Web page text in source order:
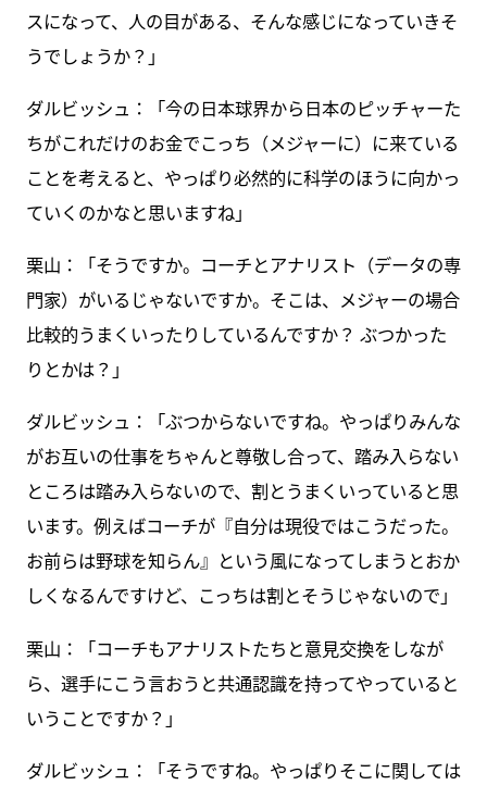
スになって、人の目がある、そんな感じになっていきそ
うでしょうか？」
ダルビッシュ：「今の日本球界から日本のピッチャーた
ちがこれだけのお金でこっち（メジャーに）に来ている
ことを考えると、やっぱり必然的に科学のほうに向かっ
ていくのかなと思いますね」
栗山：「そうですか。コーチとアナリスト（データの専
門家）がいるじゃないですか。そこは、メジャーの場合
比較的うまくいったりしているんですか？ ぶつかった
りとかは？」
ダルビッシュ：「ぶつからないですね。やっぱりみんな
がお互いの仕事をちゃんと尊敬し合って、踏み入らない
ところは踏み入らないので、割とうまくいっていると思
います。例えばコーチが『自分は現役ではこうだった。
お前らは野球を知らん』という風になってしまうとおか
しくなるんですけど、こっちは割とそうじゃないので」
栗山：「コーチもアナリストたちと意見交換をしなが
ら、選手にこう言おうと共通認識を持ってやっていると
いうことですか？」
ダルビッシュ：「そうですね。やっぱりそこに関しては